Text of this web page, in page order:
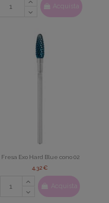
Acquista
Fresa Exo Hard Blue cono 02
4,32 €
Acquista